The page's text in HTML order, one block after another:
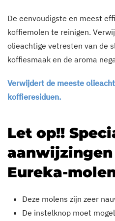
De eenvoudigste en meest
koffiemolen te reinigen.
olieachtige vetresten van de
koffiesmaak en de aroma
Verwijdert de meeste
koffieresiduen.
Let op!!
Eureka-
Deze molens zijn zeer
De instelknop moet